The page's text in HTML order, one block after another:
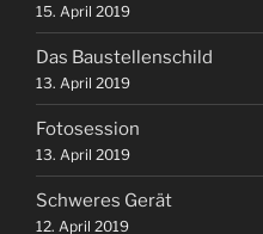
15. April 2019
Das Baustellenschild
13. April 2019
Fotosession
13. April 2019
Schweres Gerät
12. April 2019